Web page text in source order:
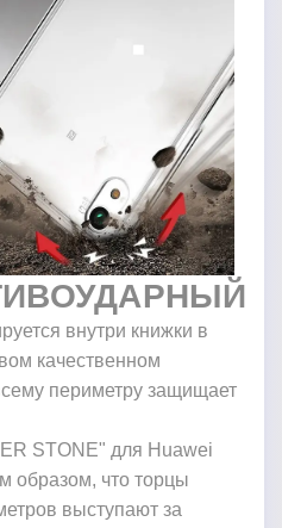
внутри книжки в
качественном
периметру защищает
STONE" для Huawei
образом, что торцы
выступают за